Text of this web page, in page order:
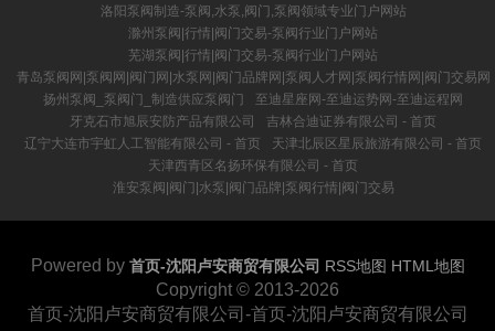
洛阳泵阀制造-泵阀,水泵,阀门,泵阀领域专业门户网站
滁州泵阀|行情|阀门交易-泵阀行业门户网站
芜湖泵阀|行情|阀门交易-泵阀行业门户网站
青岛泵阀网|泵阀网|阀门网|水泵网|阀门品牌网|泵阀人才网|泵阀行情网|阀门交易网
扬州泵阀_泵阀门_制造供应泵阀门
至迪星座网-至迪运势网-至迪运程网
牙克石市旭辰安防产品有限公司
吉林合迪证券有限公司 - 首页
辽宁大连市宇虹人工智能有限公司 - 首页
天津北辰区星辰旅游有限公司 - 首页
天津西青区名扬环保有限公司 - 首页
淮安泵阀|阀门|水泵|阀门品牌|泵阀行情|阀门交易
Powered by 首页-沈阳卢安商贸有限公司 RSS地图 HTML地图
Copyright © 2013-2026
首页-沈阳卢安商贸有限公司-首页-沈阳卢安商贸有限公司